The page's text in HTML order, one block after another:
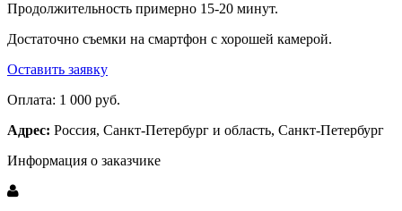
Продолжительность примерно 15-20 минут.
Достаточно съемки на смартфон с хорошей камерой.
Оставить заявку
Оплата: 1 000 руб.
Адрес: Россия, Санкт-Петербург и область, Санкт-Петербург
Информация о заказчике